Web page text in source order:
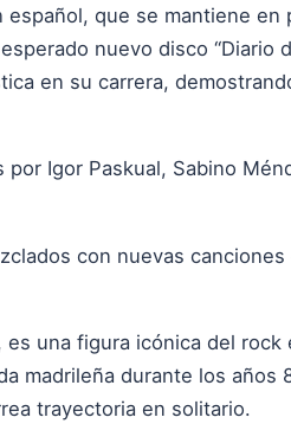
que se mantiene en
nuevo disco “Diario
en su carrera,
Igor Paskual, Sabino
con nuevas
una figura icónica del
madrileña durante los años
trayectoria en solitario.